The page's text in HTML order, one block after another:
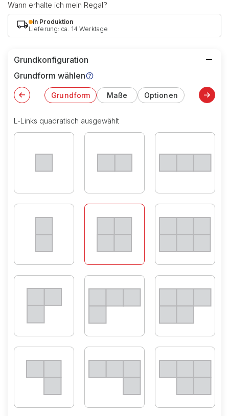
Wann erhalte ich mein Regal?
In Produktion
Lieferung: ca. 14 Werktage
Grundkonfiguration
Grundform wählen
Grundform Maße Optionen
L-Links quadratisch ausgewählt